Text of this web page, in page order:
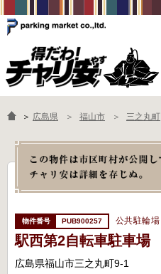
物件一覧
よくあるご質問
＞ 広島県 福山市 三之丸町
PUB900257 公共駐輪場
駅西第2自転車駐車場
広島県福山市三之丸町9-1